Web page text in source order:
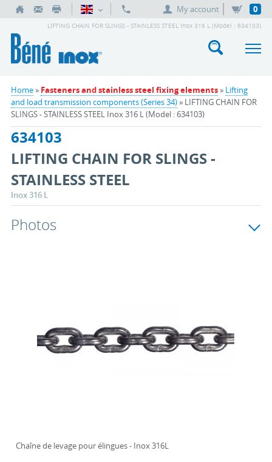
My account 0
LIFTING CHAIN FOR SLINGS - STAINLESS STEEL Inox 316 L (Model : 634103)
Home» Fasteners and stainless steel fixing elements» Lifting
and load transmission components (Series 34)» LIFTING CHAIN FOR
SLINGS - STAINLESS STEEL Inox 316 L (Model : 634103)
634103
LIFTING CHAIN FOR SLINGS -
STAINLESS STEEL
Inox 316 L
Photos
Chaîne de levage pour élingues - Inox 316L